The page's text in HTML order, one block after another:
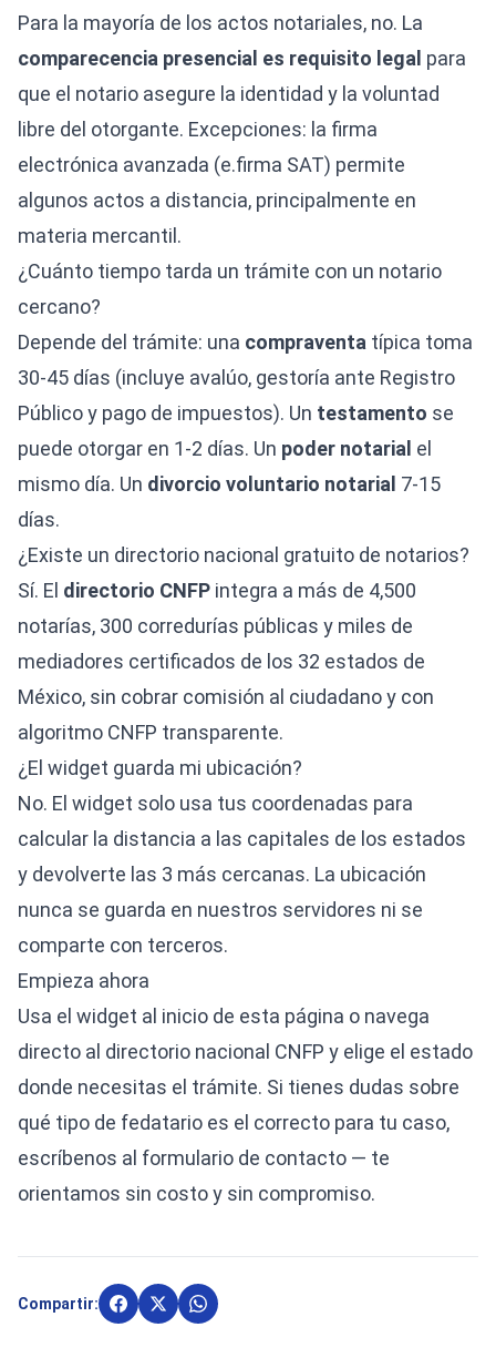
Para la mayoría de los actos notariales, no. La
comparecencia presencial es requisito legal para
que el notario asegure la identidad y la voluntad
libre del otorgante. Excepciones: la firma
electrónica avanzada (e.firma SAT) permite
algunos actos a distancia, principalmente en
materia mercantil.
¿Cuánto tiempo tarda un trámite con un notario
cercano?
Depende del trámite: una compraventa típica toma
30-45 días (incluye avalúo, gestoría ante Registro
Público y pago de impuestos). Un testamento se
puede otorgar en 1-2 días. Un poder notarial el
mismo día. Un divorcio voluntario notarial 7-15
días.
¿Existe un directorio nacional gratuito de notarios?
Sí. El directorio CNFP integra a más de 4,500
notarías, 300 corredurías públicas y miles de
mediadores certificados de los 32 estados de
México, sin cobrar comisión al ciudadano y con
algoritmo CNFP transparente.
¿El widget guarda mi ubicación?
No. El widget solo usa tus coordenadas para
calcular la distancia a las capitales de los estados
y devolverte las 3 más cercanas. La ubicación
nunca se guarda en nuestros servidores ni se
comparte con terceros.
Empieza ahora
Usa el widget al inicio de esta página o navega
directo al directorio nacional CNFP y elige el estado
donde necesitas el trámite. Si tienes dudas sobre
qué tipo de fedatario es el correcto para tu caso,
escríbenos al formulario de contacto — te
orientamos sin costo y sin compromiso.
Compartir: